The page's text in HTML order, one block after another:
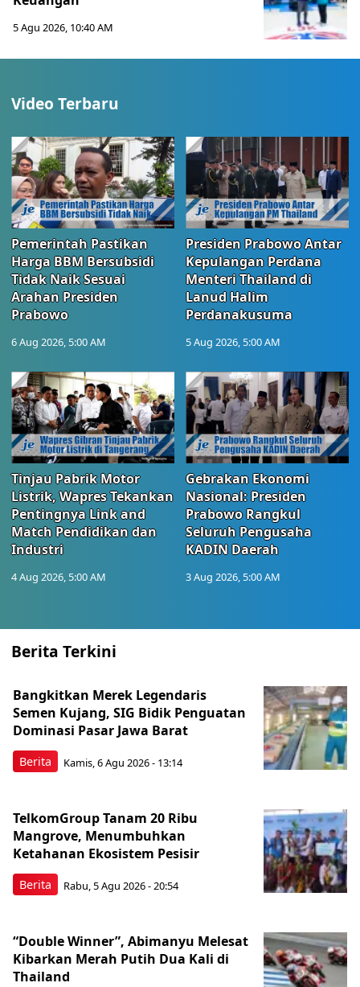
5 Agu 2026, 10:40 AM
Video Terbaru
Pemerintah Pastikan
Harga BBM Bersubsidi
Tidak Naik Sesuai
Arahan Presiden
Prabowo
6 Aug 2026, 5:00 AM
Presiden Prabowo Antar
Kepulangan Perdana
Menteri Thailand di
Lanud Halim
Perdanakusuma
5 Aug 2026, 5:00 AM
Tinjau Pabrik Motor
Listrik, Wapres Tekankan
Pentingnya Link and
Match Pendidikan dan
Industri
4 Aug 2026, 5:00 AM
Gebrakan Ekonomi
Nasional: Presiden
Prabowo Rangkul
Seluruh Pengusaha
KADIN Daerah
3 Aug 2026, 5:00 AM
Berita Terkini
Berita
Bangkitkan Merek Legendaris
Semen Kujang, SIG Bidik Penguatan
Dominasi Pasar Jawa Barat
Kamis, 6 Agu 2026 - 13:14
Berita
TelkomGroup Tanam 20 Ribu
Mangrove, Menumbuhkan
Ketahanan Ekosistem Pesisir
Rabu, 5 Agu 2026 - 20:54
“Double Winner”, Abimanyu Melesat
Kibarkan Merah Putih Dua Kali di
Thailand